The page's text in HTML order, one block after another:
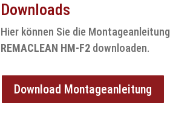
Downloads
Hier können Sie die Montageanleitung
REMACLEAN HM-F2downloaden.
Download Montageanleitung